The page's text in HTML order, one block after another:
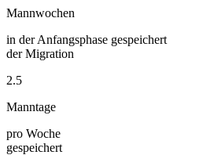
Mannwochen
in der Anfangsphase gespeichert
der Migration
2.5
Manntage
pro Woche
gespeichert